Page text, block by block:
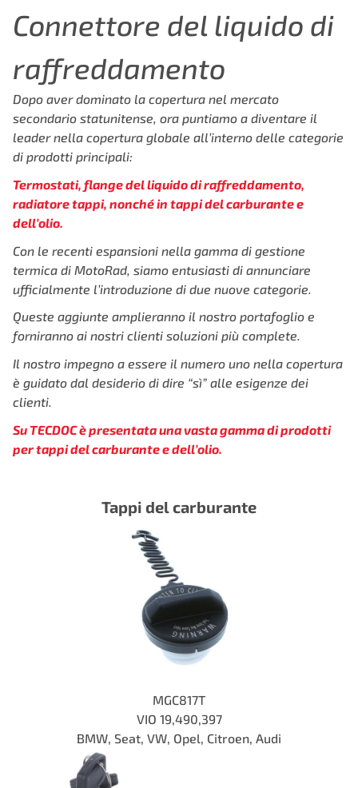
Connettore del liquido di
raffreddamento
Dopo aver dominato la copertura nel mercato
secondario statunitense, ora puntiamo a diventare il
leader nella copertura globale all’interno delle categorie
di prodotti principali:
Termostati, flange del liquido di raffreddamento,
radiatoretappi, nonché in tappi del carburante e
dell’olio.
Con le recenti espansioni nella gamma di gestione
termica di MotoRad, siamo entusiasti di annunciare
ufficialmente l’introduzione di due nuove categorie.
Queste aggiunte amplieranno il nostro portafoglio e
forniranno ai nostri clienti soluzioni più complete.
Il nostro impegno a essere il numero uno nella copertura
è guidato dal desiderio di dire “sì” alle esigenze dei
clienti.
Su TECDOC è presentata una vasta gamma di prodotti
per tappi del carburante e dell’olio.
Tappi del carburante
MGC817T
VIO 19,490,397
BMW, Seat, VW, Opel, Citroen, Audi